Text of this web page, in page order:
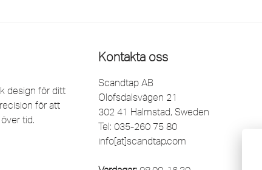
design för ditt
för att
tid.
Kontakta oss
Scandtap AB
Olofsdalsvägen 21
302 41 Halmstad, Sweden
Tel: 035-260 75 80
info[at]scandtap.com